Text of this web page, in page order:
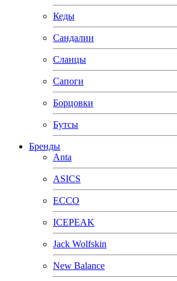
Кеды
Сандалии
Сланцы
Сапоги
Борцовки
Бутсы
Бренды
Anta
ASICS
ECCO
ICEPEAK
Jack Wolfskin
New Balance